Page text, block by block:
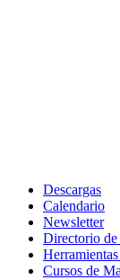
Descargas
Calendario
Newsletter
Directorio de
Cursos de